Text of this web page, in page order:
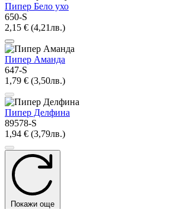
Пипер Бело ухо
650-S
2,15 € (4,21лв.)
Пипер Аманда
647-S
1,79 € (3,50лв.)
Пипер Делфина
89578-S
1,94 € (3,79лв.)
Покажи още